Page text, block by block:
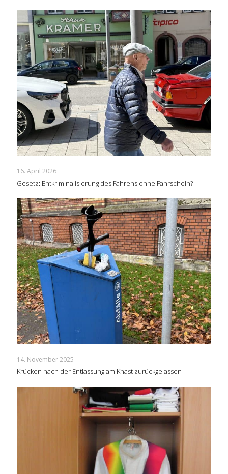
16. April 2026
Gesetz: Entkriminalisierung des Fahrens ohne Fahrschein?
14. November 2025
Krücken nach der Entlassung am Knast zurückgelassen